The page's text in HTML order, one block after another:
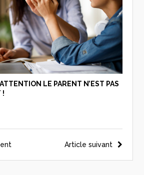
LE PARENT N’EST PAS
!
Article suivant